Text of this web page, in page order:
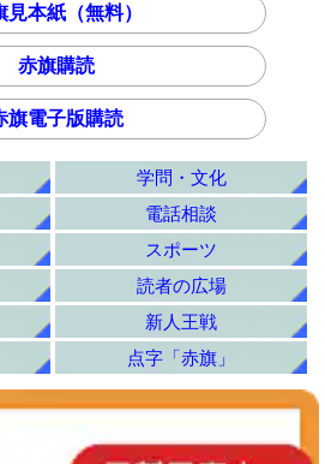
見本紙（無料）
赤旗購読
旗電子版購読
学問・文化
電話相談
スポーツ
読者の広場
新人王戦
点字「赤旗」